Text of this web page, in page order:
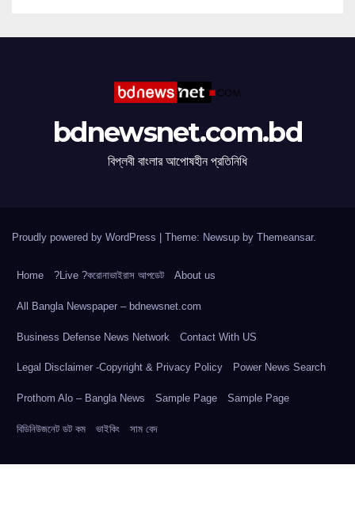
bdnewsnet.com.bd
বিপ্লবী বাংলার আপোষহীন প্রতিনিধি
Proudly powered by WordPress | Theme: Newsup by Themeansar.
Home ?Live ?করোনাভাইরাস আপডেট About us
All Bangla Newspaper – bdnewsnet.com
Business Defense News Network Contact With US
Legal Disclaimer -Copyright & Privacy Policy Power News Search
Prothom Alo – Bangla News Sample Page Sample Page
বিডিনিউজনেট ডট কম ভাইকিং সাম বেদ